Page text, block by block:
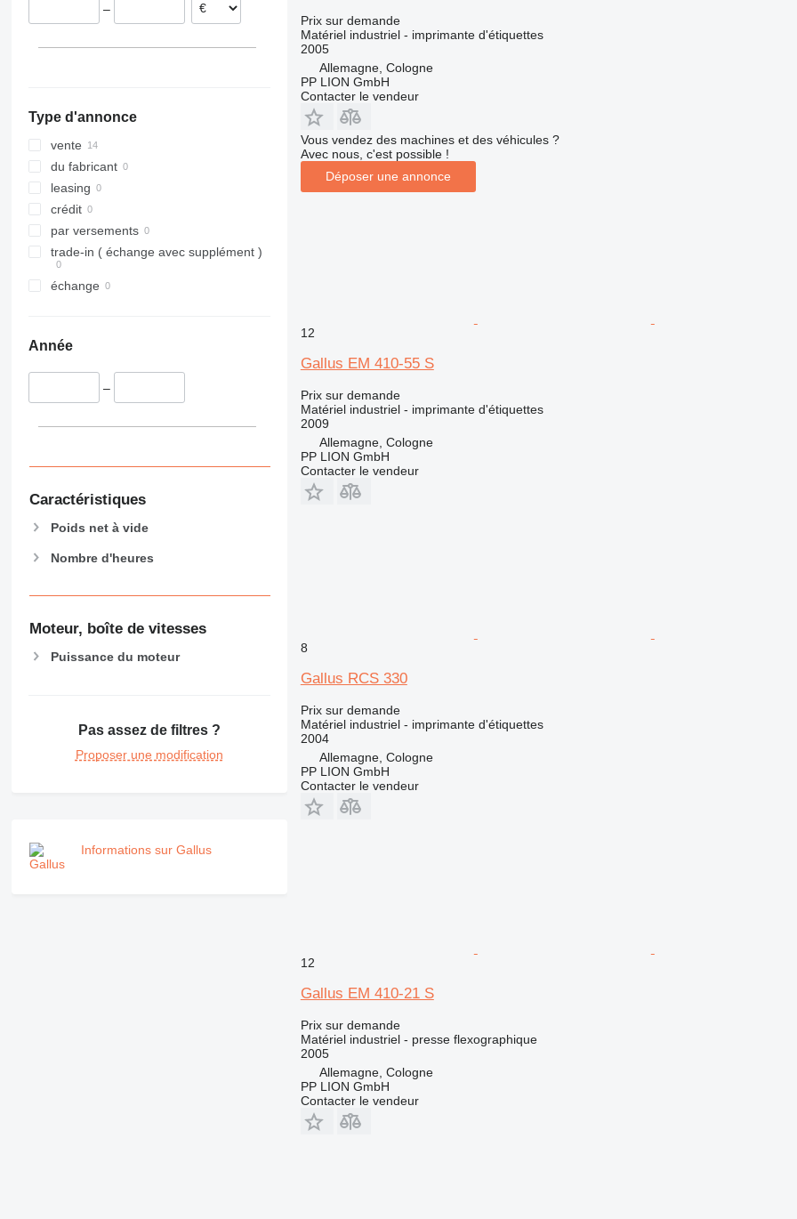
–
Type d'annonce
vente
du fabricant
leasing
crédit
par versements
trade-in ( échange avec supplément )
échange
Année
–
Caractéristiques
Poids net à vide
Nombre d'heures
Moteur, boîte de vitesses
Puissance du moteur
Pas assez de filtres ?
Proposer une modification
Informations sur Gallus
Prix sur demande
Matériel industriel - imprimante d'étiquettes
2005
Allemagne, Cologne
PP LION GmbH
Contacter le vendeur
Vous vendez des machines et des véhicules ?
Avec nous, c'est possible !
Déposer une annonce
12
Gallus EM 410-55 S
Prix sur demande
Matériel industriel - imprimante d'étiquettes
2009
Allemagne, Cologne
PP LION GmbH
Contacter le vendeur
8
Gallus RCS 330
Prix sur demande
Matériel industriel - imprimante d'étiquettes
2004
Allemagne, Cologne
PP LION GmbH
Contacter le vendeur
12
Gallus EM 410-21 S
Prix sur demande
Matériel industriel - presse flexographique
2005
Allemagne, Cologne
PP LION GmbH
Contacter le vendeur